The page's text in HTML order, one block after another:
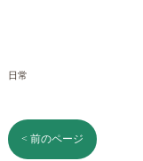
日常
< 前のページ